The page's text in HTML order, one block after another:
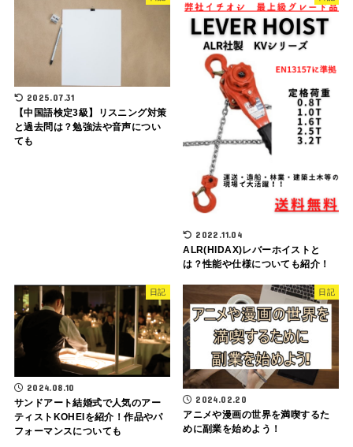
2025.07.31
【中国語検定3級】リスニング対策
と過去問は？勉強法や音声につい
ても
2022.11.04
ALR(HIDAX)レバーホイストと
は？性能や仕様についても紹介！
日記
2024.08.10
サンドアート結婚式で人気のアー
ティストKOHEIを紹介！作品やパ
フォーマンスについても
日記
2024.02.20
アニメや漫画の世界を満喫するた
めに副業を始めよう！